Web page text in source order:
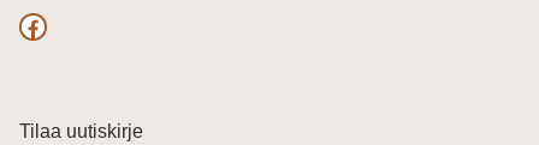
F
c
Tilaa uutiskirje